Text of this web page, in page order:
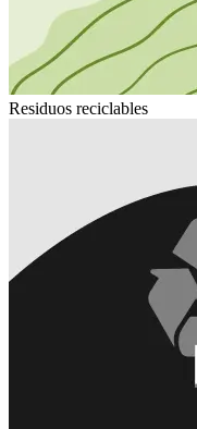
Residuos reciclables